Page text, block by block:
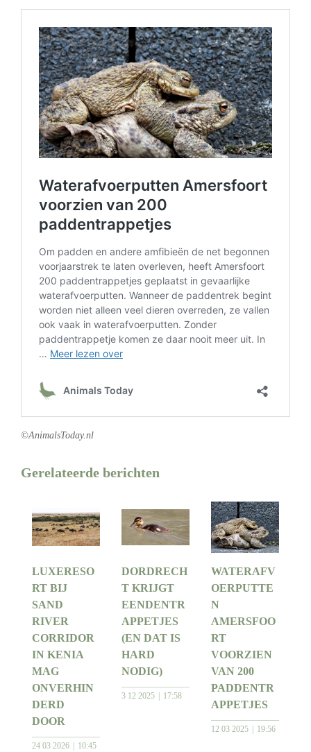
©AnimalsToday.nl
Gerelateerde berichten
LUXERESO
RT BIJ
SAND
RIVER
CORRIDOR
IN KENIA
MAG
ONVERHIN
DERD
DOOR
24 03 2026 10:45
DORDRECH
T KRIJGT
EENDENTR
APPETJES
(EN DAT IS
HARD
NODIG)
3 12 2025 17:58
WATERAFV
OERPUTTE
N
AMERSFOO
RT
VOORZIEN
VAN 200
PADDENTR
APPETJES
12 03 2025 19:56